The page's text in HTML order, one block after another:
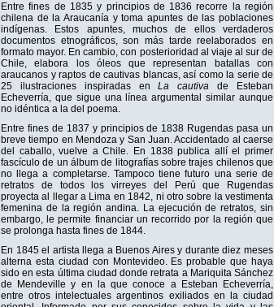
Entre fines de 1835 y principios de 1836 recorre la región
chilena de la Araucanía y toma apuntes de las poblaciones
indígenas. Estos apuntes, muchos de ellos verdaderos
documentos etnográficos, son más tarde reelaborados en
formato mayor. En cambio, con posterioridad al viaje al sur de
Chile, elabora los óleos que representan batallas con
araucanos y raptos de cautivas blancas, así como la serie de
25 ilustraciones inspiradas enLa cautiva de Esteban
Echeverría, que sigue una línea argumental similar aunque
no idéntica a la del poema.
Entre fines de 1837 y principios de 1838 Rugendas pasa un
breve tiempo en Mendoza y San Juan. Accidentado al caerse
del caballo, vuelve a Chile. En 1838 publica allí el primer
fascículo de un álbum de litografías sobre trajes chilenos que
no llega a completarse. Tampoco tiene futuro una serie de
retratos de todos los virreyes del Perú que Rugendas
proyecta al llegar a Lima en 1842, ni otro sobre la vestimenta
femenina de la región andina. La ejecución de retratos, sin
embargo, le permite financiar un recorrido por la región que
se prolonga hasta fines de 1844.
En 1845 el artista llega a Buenos Aires y durante diez meses
alterna esta ciudad con Montevideo. Es probable que haya
sido en esta última ciudad donde retrata a Mariquita Sánchez
de Mendeville y en la que conoce a Esteban Echeverría,
entre otros intelectuales argentinos exiliados en la ciudad